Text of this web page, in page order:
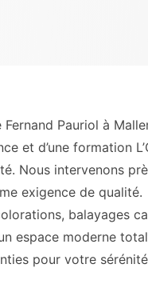
Pauriol à
et d’une formation
Nous intervenons
exigence de qualité.
balayages
espace moderne
pour votre